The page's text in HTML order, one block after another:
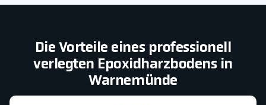
Die Vorteile eines professionell
verlegten Epoxidharzbodens in
Warnemünde